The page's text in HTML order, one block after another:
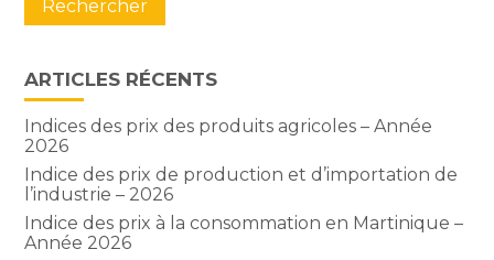
ARTICLES RÉCENTS
Indices des prix des produits agricoles – Année
2026
Indice des prix de production et d’importation de
l’industrie – 2026
Indice des prix à la consommation en Martinique –
Année 2026